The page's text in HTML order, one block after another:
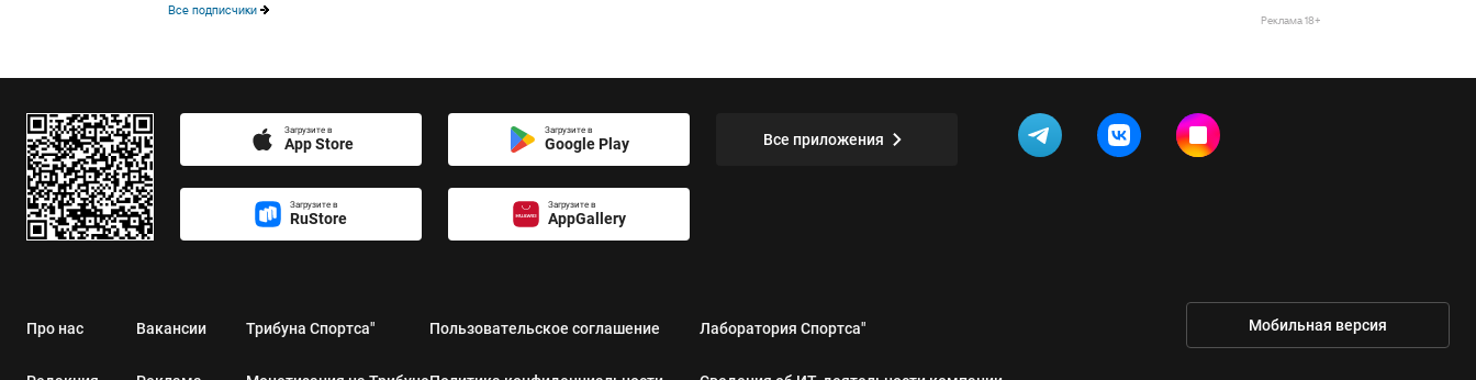
Все подписчики
Реклама 18+
Загрузите в
App Store
Загрузите в
Google Play
Загрузите в
RuStore
Загрузите в
AppGallery
Все приложения
Про нас Вакансии Трибуна Спортса" Пользовательское соглашение Лаборатория Спортса" Мобильная версия